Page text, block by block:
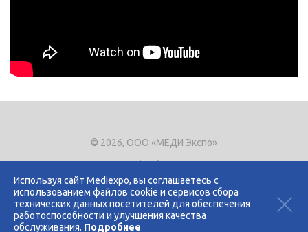
Используя сайт Mediexpo, вы соглашаетесь с
использованием файлов cookie и сервисов сбора
технических данных посетителей для обеспечения
работоспособности и улучшения качества
обслуживания. Подробнее
© 2026, ООО «МЕДИ Экспо»
Тел.+7 (495) 721-8866
E-mail:expo@mediexpo.ru
Контакты
Политика использования cookies
Политика конфиденциальности